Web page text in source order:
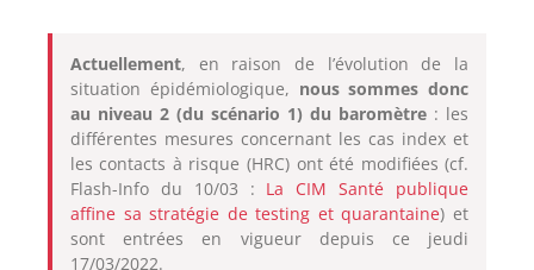
Actuellement, en raison de l’évolution de la
situation épidémiologique, nous sommes donc
au niveau 2 (du scénario 1) du baromètre : les
différentes mesures concernant les cas index et
les contacts à risque (HRC) ont été modifiées (cf.
Flash-Info du 10/03 : La CIM Santé publique
affine sa stratégie de testing et quarantaine) et
sont entrées en vigueur depuis ce jeudi
17/03/2022.